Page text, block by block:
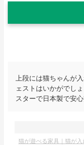
上段には猫ちゃんが
ェストはいかがでし
スターで日本製で安
猫が遊べる家具｜猫が